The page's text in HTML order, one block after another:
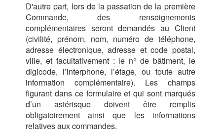
D'autre part, lors de la passation de la première
Commande, des renseignements
complémentaires seront demandés au Client
(civilité, prénom, nom, numéro de téléphone,
adresse électronique, adresse et code postal,
ville, et facultativement : le n° de bâtiment, le
digicode, l’interphone, l’étage, ou toute autre
information complémentaire). Les champs
figurant dans ce formulaire et qui sont marqués
d’un astérisque doivent être remplis
obligatoirement ainsi que les informations
relatives aux commandes.